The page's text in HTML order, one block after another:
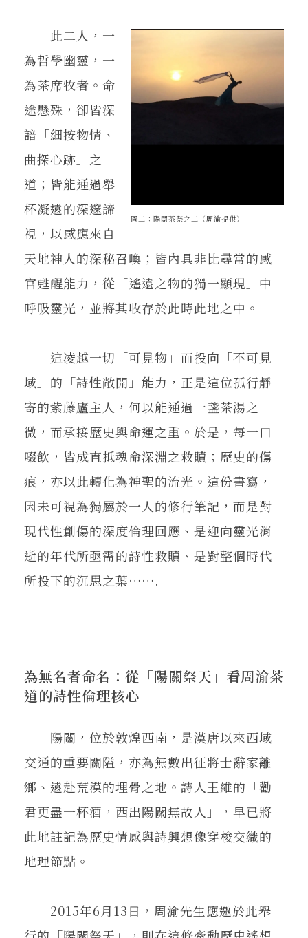
圖二：陽關茶祭之二（周渝提供）
此二人，一
為哲學幽靈，一
為茶席牧者。命
途懸殊，卻皆深
諳「細按物情、
曲探心跡」之
道；皆能通過舉
杯凝遠的深邃諦
視，以感應來自
天地神人的深秘召喚；皆內具非比尋常的感
官甦醒能力，從「遙遠之物的獨一顯現」中
呼吸靈光，並將其收存於此時此地之中。
這凌越一切「可見物」而投向「不可見
域」的「詩性敞開」能力，正是這位孤行靜
寄的紫藤廬主人，何以能通過一盞茶湯之
微，而承接歷史與命運之重。於是，每一口
啜飲，皆成直抵魂命深淵之救贖；歷史的傷
痕，亦以此轉化為神聖的流光。這份書寫，
因未可視為獨屬於一人的修行筆記，而是對
現代性創傷的深度倫理回應、是迎向靈光消
逝的年代所亟需的詩性救贖、是對整個時代
所投下的沉思之葉…….
為無名者命名：從「陽關祭天」看周渝茶
道的詩性倫理核心
陽關，位於敦煌西南，是漢唐以來西域
交通的重要關隘，亦為無數出征將士辭家離
鄉、遠赴荒漠的埋骨之地。詩人王維的「勸
君更盡一杯酒，西出陽關無故人」，早已將
此地註記為歷史情感與詩興想像穿梭交織的
地理節點。
2015年6月13日，周渝先生應邀於此舉